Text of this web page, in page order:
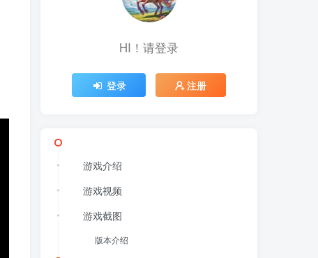
HI！请登录
登录 注册
游戏介绍
游戏视频
游戏截图
版本介绍